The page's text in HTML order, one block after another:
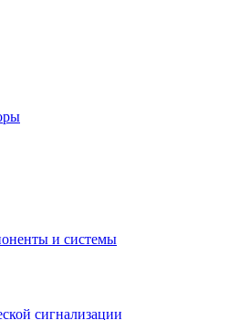
и системы
сигнализации